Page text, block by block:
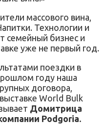
массового вина,
Технологии и
семейный бизнес и
уже не первый год.
поездки в
году наша
договора,
World Bulk
Домитрица
Podgoria.